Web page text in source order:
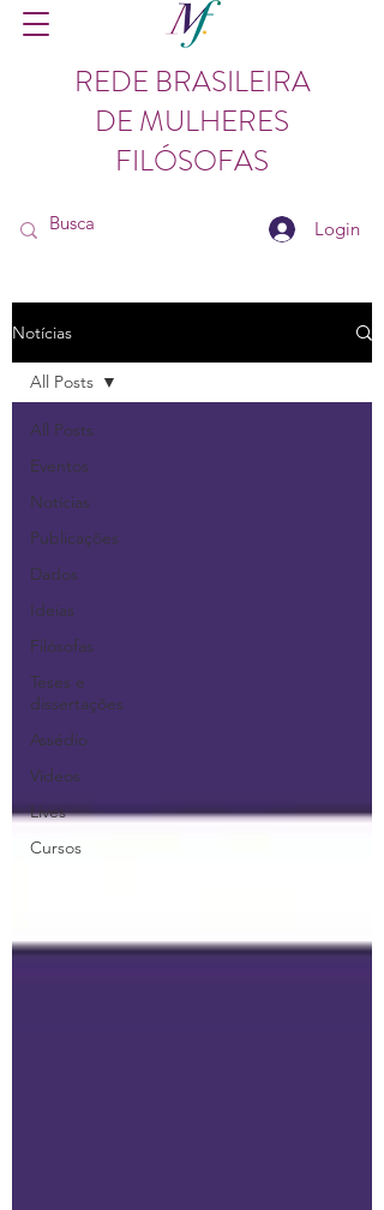
REDE BRASILEIRA
DE MULHERES
FILÓSOFAS
Login
Notícias
All Posts
Eventos
Notícias
Publicações
Dados
Ideias
Filósofas
Teses e
dissertações
Assédio
Vídeos
Lives
Cursos
All Posts